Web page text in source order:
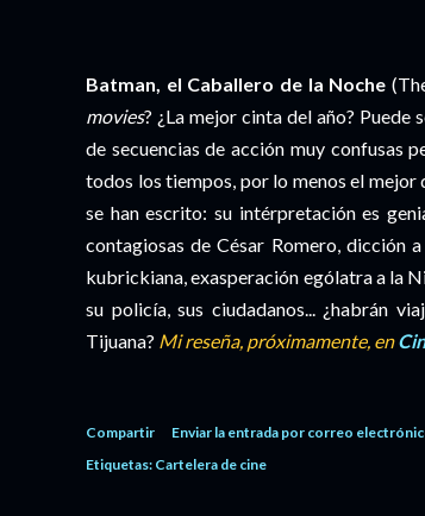
Batman, el Caballero de la Noche
movies? ¿La mejor cinta del año? Puede
de secuencias de acción muy confusas
todos los tiempos, por lo menos el mejor
se han escrito: su intérpretación es
contagiosas de César Romero, dicción
kubrickiana, exasperación ególatra a la
su policía, sus ciudadanos... ¿habrán
Tijuana? Mi reseña, próximamente, en
Compartir
Enviar la entrada por correo
Etiquetas: Cartelera de cine